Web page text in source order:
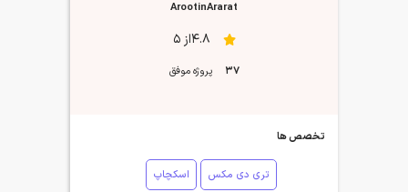
ArootinArarat
4.8از 5
37 پروژه موفق
تخصص ها
تری دی مکس اسکچاپ